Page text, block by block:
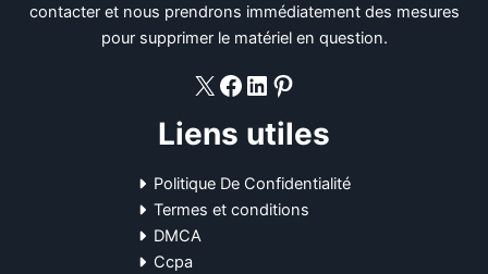
contacter et nous prendrons immédiatement des mesures
pour supprimer le matériel en question.
X Facebook LinkedIn Pinterest
Liens utiles
Politique De Confidentialité
Termes et conditions
DMCA
Ccpa